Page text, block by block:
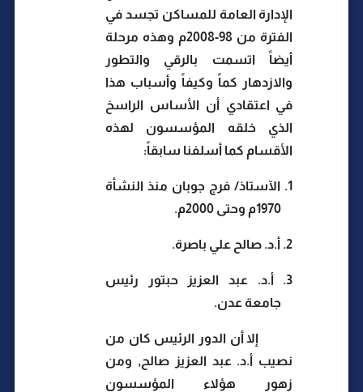
الإدارة العامة للمساكن تجسد في
الفترة من 98-2008م وهذه مرحلة
أيضاً اتسمت بالرقي والتطور
والازدهار كماً وكيفاً وأسباب هذا
في اعتقادي أن الأساس الراسخ
الذي خلقه المؤسسون لهذه
الأقسام كما أسلفنا سابقاً:
1.
الآستاذ/ فرج جوبان منذ النشأة
1970م وحتى 2000م.
2. أ.د. صالح علي باصرة.
3.
أ.د. عبد العزيز حبتور رئيس
جامعة عدن.
إلا أن الدور الرئيس كان من
نصيب أ.د. عبد العزيز صالح, ومن
زهور هؤلاء المؤسسون